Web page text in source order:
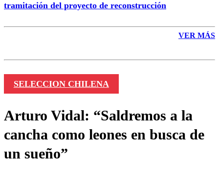
tramitación del proyecto de reconstrucción
VER MÁS
SELECCION CHILENA
Arturo Vidal: “Saldremos a la
cancha como leones en busca de
un sueño”